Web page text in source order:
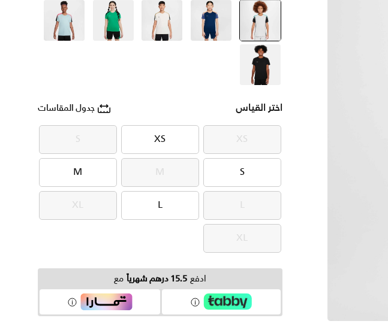
selected
ايفوري أزرق ايفوري أخضر أزرق
أسود
اختر القياس جدول المقاسات
XS
XS
XS
XS
S
S
S
S
M
M
M
M
L
L
L
L
XL
XL
XL
XL
ادفع 15.5 درهم شهرياً مع